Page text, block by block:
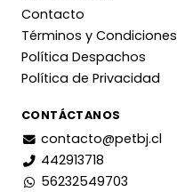
Contacto
Términos y Condiciones
Política Despachos
Política de Privacidad
CONTÁCTANOS
contacto@petbj.cl
442913718
56232549703